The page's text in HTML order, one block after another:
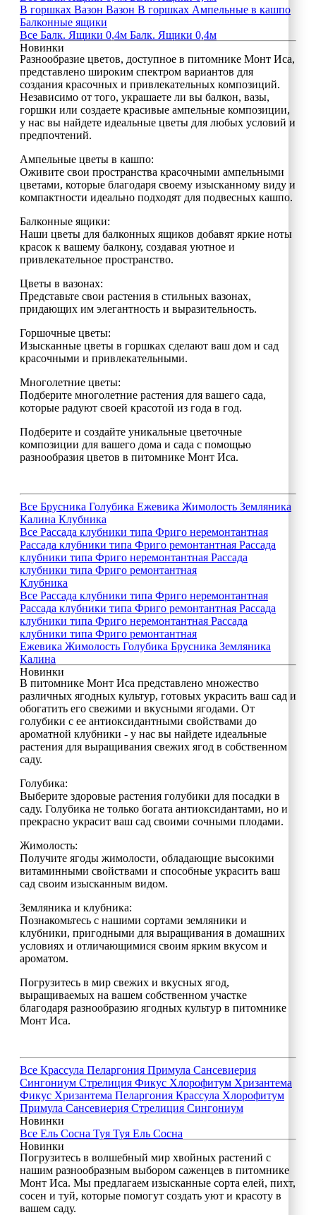
В горшках Вазон Вазон В горшках Ампельные в кашпо
Балконные ящики
Все Балк. Ящики 0,4м Балк. Ящики 0,4м
Новинки
Разнообразие цветов, доступное в питомнике Монт Иса,
представлено широким спектром вариантов для
создания красочных и привлекательных композиций.
Независимо от того, украшаете ли вы балкон, вазы,
горшки или создаете красивые ампельные композиции,
у нас вы найдете идеальные цветы для любых условий и
предпочтений.
Ампельные цветы в кашпо:
Оживите свои пространства красочными ампельными
цветами, которые благодаря своему изысканному виду и
компактности идеально подходят для подвесных кашпо.
Балконные ящики:
Наши цветы для балконных ящиков добавят яркие ноты
красок к вашему балкону, создавая уютное и
привлекательное пространство.
Цветы в вазонах:
Представьте свои растения в стильных вазонах,
придающих им элегантность и выразительность.
Горшочные цветы:
Изысканные цветы в горшках сделают ваш дом и сад
красочными и привлекательными.
Многолетние цветы:
Подберите многолетние растения для вашего сада,
которые радуют своей красотой из года в год.
Подберите и создайте уникальные цветочные
композиции для вашего дома и сада с помощью
разнообразия цветов в питомнике Монт Иса.
Все Брусника Голубика Ежевика Жимолость Земляника
Калина Клубника
Все Рассада клубники типа Фриго неремонтантная
Рассада клубники типа Фриго ремонтантная Рассада
клубники типа Фриго неремонтантная Рассада
клубники типа Фриго ремонтантная
Клубника
Все Рассада клубники типа Фриго неремонтантная
Рассада клубники типа Фриго ремонтантная Рассада
клубники типа Фриго неремонтантная Рассада
клубники типа Фриго ремонтантная
Ежевика Жимолость Голубика Брусника Земляника
Калина
Новинки
В питомнике Монт Иса представлено множество
различных ягодных культур, готовых украсить ваш сад и
обогатить его свежими и вкусными ягодами. От
голубики с ее антиоксидантными свойствами до
ароматной клубники - у нас вы найдете идеальные
растения для выращивания свежих ягод в собственном
саду.
Голубика:
Выберите здоровые растения голубики для посадки в
саду. Голубика не только богата антиоксидантами, но и
прекрасно украсит ваш сад своими сочными плодами.
Жимолость:
Получите ягоды жимолости, обладающие высокими
витаминными свойствами и способные украсить ваш
сад своим изысканным видом.
Земляника и клубника:
Познакомьтесь с нашими сортами земляники и
клубники, пригодными для выращивания в домашних
условиях и отличающимися своим ярким вкусом и
ароматом.
Погрузитесь в мир свежих и вкусных ягод,
выращиваемых на вашем собственном участке
благодаря разнообразию ягодных культур в питомнике
Монт Иса.
Все Крассула Пеларгония Примула Сансевиерия
Сингониум Стрелиция Фикус Хлорофитум Хризантема
Фикус Хризантема Пеларгония Крассула Хлорофитум
Примула Сансевиерия Стрелиция Сингониум
Новинки
Все Ель Сосна Туя Туя Ель Сосна
Новинки
Погрузитесь в волшебный мир хвойных растений с
нашим разнообразным выбором саженцев в питомнике
Монт Иса. Мы предлагаем изысканные сорта елей, пихт,
сосен и туй, которые помогут создать уют и красоту в
вашем саду.